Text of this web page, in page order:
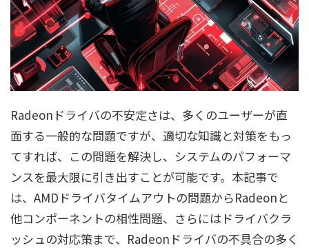
Radeonドライバの不安定さは、多くのユーザーが直
面する一般的な問題ですが、適切な知識と対策をもっ
てすれば、この問題を解決し、システムのパフォーマ
ンスを最大限に引き出すことが可能です。本記事で
は、AMDドライバタイムアウトの問題からRadeonと
他コンポーネントの相性問題、さらにはドライバクラ
ッシュの対応策まで、Radeonドライバの不具合の多く